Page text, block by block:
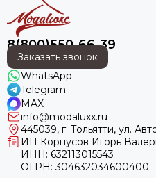
8(800)550-66-39
Заказать звонок
WhatsApp
Telegram
MAX
info@modaluxx.ru
445039, г. Тольятти, ул.
ИП Корпусов Игорь
ИНН: 632113015543
ОГРН: 304632034600400